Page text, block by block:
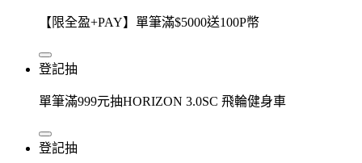
【限全盈+PAY】單筆滿$5000送100P幣
登記抽
單筆滿999元抽HORIZON 3.0SC 飛輪健身車
登記抽